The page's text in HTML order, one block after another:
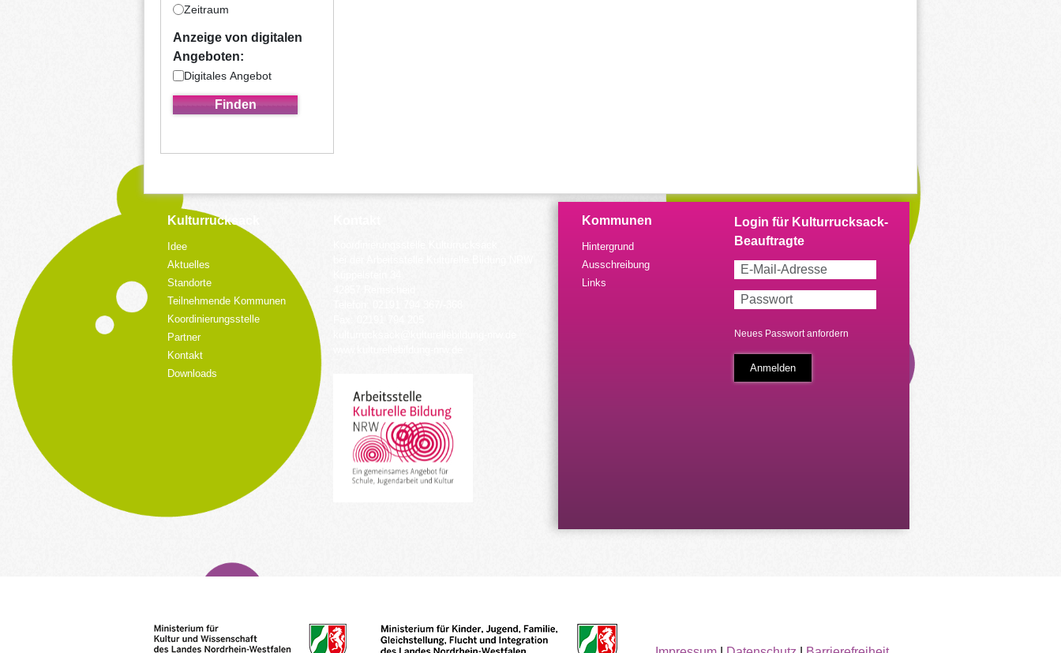
Zeitraum
Anzeige von digitalen
Angeboten:
Digitales Angebot
Kulturrucksack
Idee
Aktuelles
Standorte
Teilnehmende Kommunen
Koordinierungsstelle
Partner
Kontakt
Downloads
Kommunen
Hintergrund
Ausschreibung
Links
Neues Passwort anfordern